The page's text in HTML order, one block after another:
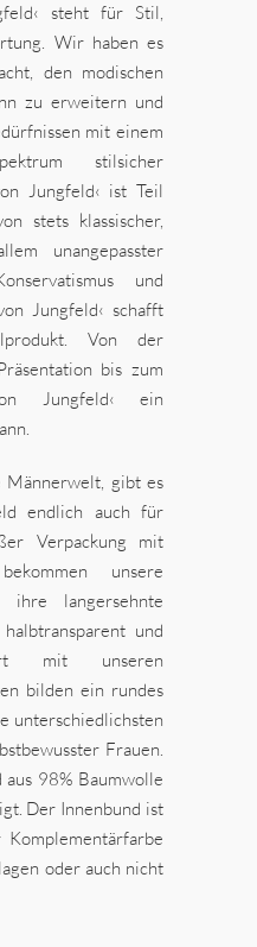
steht für Stil,
Wir haben es
den modischen
zu erweitern und
mit einem
stilsicher
Jungfeld‹ ist Teil
stets klassischer,
unangepasster
und
Jungfeld‹ schafft
Von der
bis zum
Jungfeld‹ ein
Männerwelt, gibt es
endlich auch für
Verpackung mit
unsere
ihre langersehnte
und
mit unseren
bilden ein rundes
unterschiedlichsten
Frauen.
98% Baumwolle
Der Innenbund ist
oder auch nicht